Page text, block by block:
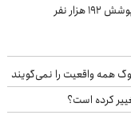
نفر
همه واقعیت را نمی‌گویند